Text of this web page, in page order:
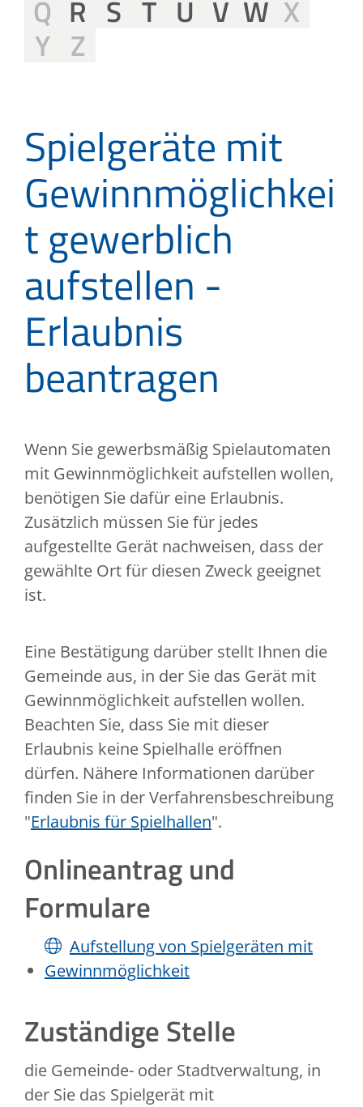
Q R S T U V W X
Y Z
Spielgeräte mit
Gewinnmöglichkei
t gewerblich
aufstellen -
Erlaubnis
beantragen
Wenn Sie gewerbsmäßig Spielautomaten
mit Gewinnmöglichkeit aufstellen wollen,
benötigen Sie dafür eine Erlaubnis.
Zusätzlich müssen Sie für jedes
aufgestellte Gerät nachweisen, dass der
gewählte Ort für diesen Zweck geeignet
ist.
Eine Bestätigung darüber stellt Ihnen die
Gemeinde aus, in der Sie das Gerät mit
Gewinnmöglichkeit aufstellen wollen.
Beachten Sie, dass Sie mit dieser
Erlaubnis keine Spielhalle eröffnen
dürfen. Nähere Informationen darüber
finden Sie in der Verfahrensbeschreibung
"Erlaubnis für Spielhallen".
Onlineantrag und
Formulare
Aufstellung von Spielgeräten mit
Gewinnmöglichkeit
Zuständige Stelle
die Gemeinde- oder Stadtverwaltung, in
der Sie das Spielgerät mit